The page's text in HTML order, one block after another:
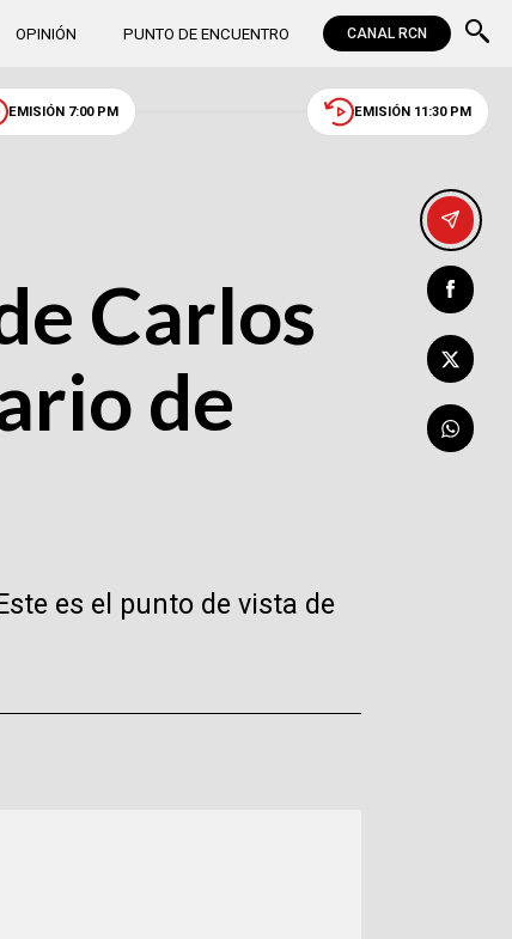
OPINIÓN PUNTO DE ENCUENTRO CANAL RCN
EMISIÓN 7:00 PM EMISIÓN 11:30 PM
Carlos
de
es el punto de vista de